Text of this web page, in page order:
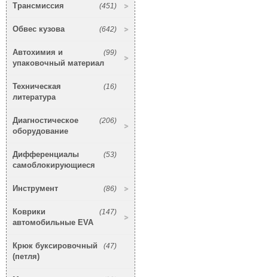
(451)
Трансмиссия
(642)
Обвес кузова
(99)
Автохимия и
упаковочный материал
(16)
Техническая
литература
(206)
Диагностическое
оборудование
(53)
Дифференциалы
самоблокирующиеся
(86)
Инструмент
(147)
Коврики
автомобильные EVA
(47)
Крюк буксировочный
(петля)